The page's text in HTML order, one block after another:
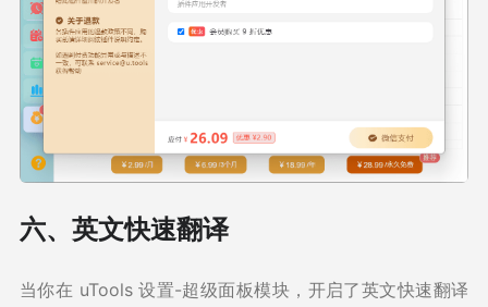
六、英文快速翻译
当你在 uTools 设置-超级面板模块，开启了英文快速翻译